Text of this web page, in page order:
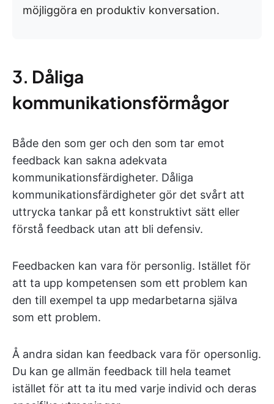
möjliggöra en produktiv konversation.
3. Dåliga
kommunikationsförmågor
Både den som ger och den som tar emot
feedback kan sakna adekvata
kommunikationsfärdigheter. Dåliga
kommunikationsfärdigheter gör det svårt att
uttrycka tankar på ett konstruktivt sätt eller
förstå feedback utan att bli defensiv.
Feedbacken kan vara för personlig. Istället för
att ta upp kompetensen som ett problem kan
den till exempel ta upp medarbetarna själva
som ett problem.
Å andra sidan kan feedback vara för opersonlig.
Du kan ge allmän feedback till hela teamet
istället för att ta itu med varje individ och deras